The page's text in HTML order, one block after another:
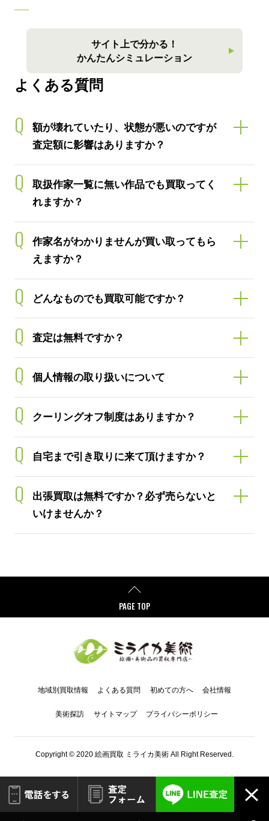
サイト上で分かる！
かんたんシミュレーション
よくある質問
Q
額が壊れていたり、状態が悪いのですが
査定額に影響はありますか？
Q
取扱作家一覧に無い作品でも買取ってく
れますか？
Q
作家名がわかりませんが買い取ってもら
えますか？
Q どんなものでも買取可能ですか？
Q 査定は無料ですか？
Q 個人情報の取り扱いについて
Q クーリングオフ制度はありますか？
Q 自宅まで引き取りに来て頂けますか？
Q
出張買取は無料ですか？必ず売らないと
いけませんか？
PAGE TOP
地域別買取情報 よくある質問 初めての方へ 会社情報
美術探訪 サイトマップ プライバシーポリシー
Copyright © 2020 絵画買取 ミライカ美術 All Right Reserved.